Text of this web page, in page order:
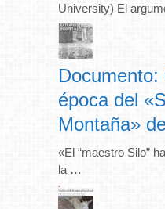
University) El
época del
Montaña»
«El “maestro Silo”
la …